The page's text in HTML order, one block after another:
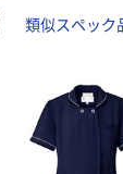
類似スペック